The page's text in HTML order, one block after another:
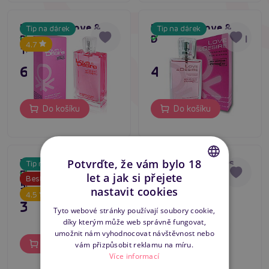
Tip na dárek
4.7
Feromony Love &
Desire pro ženy
100ml
Skladem
695 Kč
Do košíku
Tip na dárek
Feromony Love &
Desire pro ženy 50ml
Skladem
495 Kč
Do košíku
Tip na dárek
Bestseller
4.5
Taboo Sensual
Fragrance pro ženy
50ml
Skladem
395 Kč
Do košíku
Pearl Pheromones
Eau de Parfum
women 14 ml
Skladem
395 Kč
Do košíku
ENGLISH
Potvrďte, že vám bylo 18
let a jak si přejete
nastavit cookies
Tyto webové stránky používají soubory cookie,
díky kterým může web správně fungovat,
umožnit nám vyhodnocovat návštěvnost nebo
vám přizpůsobit reklamu na míru.
Více informací